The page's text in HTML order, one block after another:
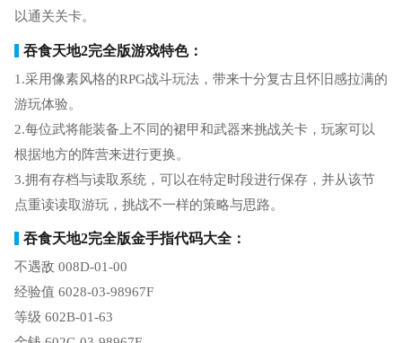
以通关关卡。
吞食天地2完全版游戏特色：
1.采用像素风格的RPG战斗玩法，带来十分复古且怀旧感拉满的
游玩体验。
2.每位武将能装备上不同的裙甲和武器来挑战关卡，玩家可以
根据地方的阵营来进行更换。
3.拥有存档与读取系统，可以在特定时段进行保存，并从该节
点重读读取游玩，挑战不一样的策略与思路。
吞食天地2完全版金手指代码大全：
不遇敌 008D-01-00
经验值 6028-03-98967F
等级 602B-01-63